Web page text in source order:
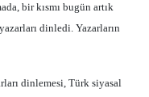
bir kısmı bugün artık
dinledi. Yazarların
dinlemesi, Türk siyasal